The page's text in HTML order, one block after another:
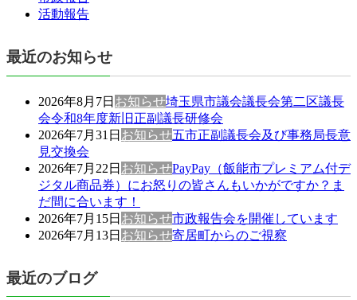
活動報告
最近のお知らせ
2026年8月7日 お知らせ埼玉県市議会議長会第二区議長
会令和8年度新旧正副議長研修会
2026年7月31日 お知らせ五市正副議長会及び事務局長意
見交換会
2026年7月22日 お知らせPayPay（飯能市プレミアム付デ
ジタル商品券）にお怒りの皆さんもいかがですか？ま
だ間に合います！
2026年7月15日 お知らせ市政報告会を開催しています
2026年7月13日 お知らせ寄居町からのご視察
最近のブログ